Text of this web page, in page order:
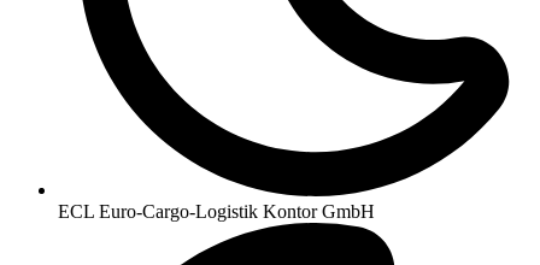
ECL Euro-Cargo-Logistik Kontor GmbH